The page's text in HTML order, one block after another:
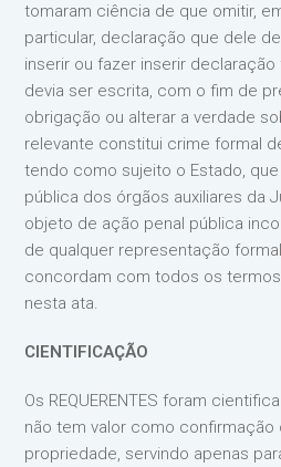
tomaram ciência de que omitir,
particular, declaração que dele
inserir ou fazer inserir
devia ser escrita, com o fim de
obrigação ou alterar a verdade
relevante constitui crime formal
tendo como sujeito o Estado,
pública dos órgãos auxiliares da
objeto de ação penal pública
de qualquer representação
concordam com todos os
nesta ata.
CIENTIFICAÇÃO
Os REQUERENTES foram
não tem valor como
propriedade, servindo apenas